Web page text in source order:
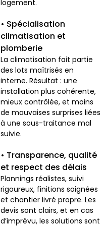
logement.
• Spécialisation
climatisation et
plomberie
La climatisation fait partie
des lots maîtrisés en
interne. Résultat : une
installation plus cohérente,
mieux contrôlée, et moins
de mauvaises surprises liées
à une sous-traitance mal
suivie.
• Transparence, qualité
et respect des délais
Plannings réalistes, suivi
rigoureux, finitions soignées
et chantier livré propre. Les
devis sont clairs, et en cas
d’imprévu, les solutions sont